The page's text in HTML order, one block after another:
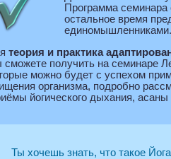
Программа семинара
остальное время
единомышленниками.
теория и практика
сможете получить на семинаре
можно будет с успехом
организма, подробно
йогического дыхания,
Ты хочешь знать, что такое